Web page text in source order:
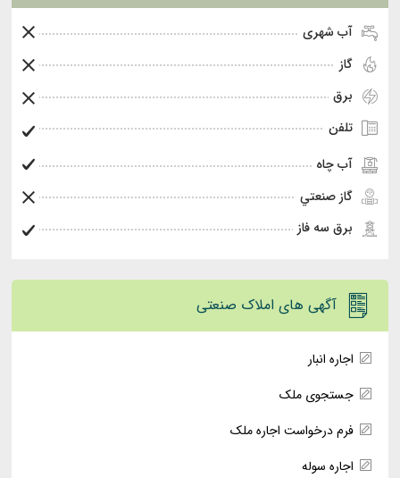
آب شهری
گاز
برق
تلفن
آب چاه
گاز صنعتي
برق سه فاز
آگهی های املاک صنعتی
اجاره انبار
جستجوی ملک
فرم درخواست اجاره ملک
اجاره سوله